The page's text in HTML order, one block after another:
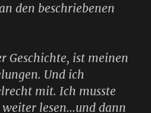
den beschriebenen
Geschichte, ist meinen
Und ich
mit. Ich musste
lesen…und dann